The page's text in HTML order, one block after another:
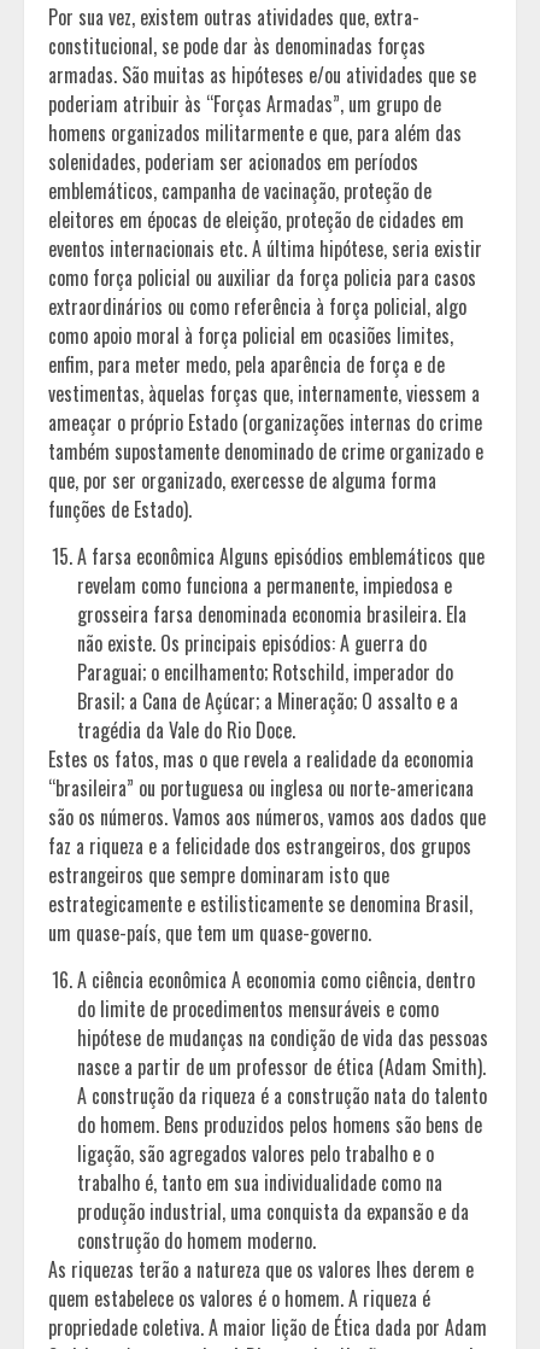
Por sua vez, existem outras atividades que, extra-
constitucional, se pode dar às denominadas forças
armadas. São muitas as hipóteses e/ou atividades que se
poderiam atribuir às “Forças Armadas”, um grupo de
homens organizados militarmente e que, para além das
solenidades, poderiam ser acionados em períodos
emblemáticos, campanha de vacinação, proteção de
eleitores em épocas de eleição, proteção de cidades em
eventos internacionais etc. A última hipótese, seria existir
como força policial ou auxiliar da força policia para casos
extraordinários ou como referência à força policial, algo
como apoio moral à força policial em ocasiões limites,
enfim, para meter medo, pela aparência de força e de
vestimentas, àquelas forças que, internamente, viessem a
ameaçar o próprio Estado (organizações internas do crime
também supostamente denominado de crime organizado e
que, por ser organizado, exercesse de alguma forma
funções de Estado).
A farsa econômica Alguns episódios emblemáticos que
revelam como funciona a permanente, impiedosa e
grosseira farsa denominada economia brasileira. Ela
não existe. Os principais episódios: A guerra do
Paraguai; o encilhamento; Rotschild, imperador do
Brasil; a Cana de Açúcar; a Mineração; O assalto e a
tragédia da Vale do Rio Doce.
Estes os fatos, mas o que revela a realidade da economia
“brasileira” ou portuguesa ou inglesa ou norte-americana
são os números. Vamos aos números, vamos aos dados que
faz a riqueza e a felicidade dos estrangeiros, dos grupos
estrangeiros que sempre dominaram isto que
estrategicamente e estilisticamente se denomina Brasil,
um quase-país, que tem um quase-governo.
A ciência econômica A economia como ciência, dentro
do limite de procedimentos mensuráveis e como
hipótese de mudanças na condição de vida das pessoas
nasce a partir de um professor de ética (Adam Smith).
A construção da riqueza é a construção nata do talento
do homem. Bens produzidos pelos homens são bens de
ligação, são agregados valores pelo trabalho e o
trabalho é, tanto em sua individualidade como na
produção industrial, uma conquista da expansão e da
construção do homem moderno.
As riquezas terão a natureza que os valores lhes derem e
quem estabelece os valores é o homem. A riqueza é
propriedade coletiva. A maior lição de Ética dada por Adam